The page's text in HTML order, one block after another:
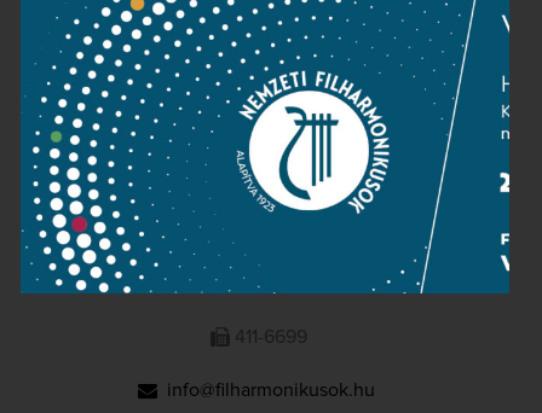
Imprint
NATIONAL PHILHARMONIC
1095 Budapest, Komor Marcell u. 1. (Müpa)
411-6600
411-6699
info@filharmonikusok.hu